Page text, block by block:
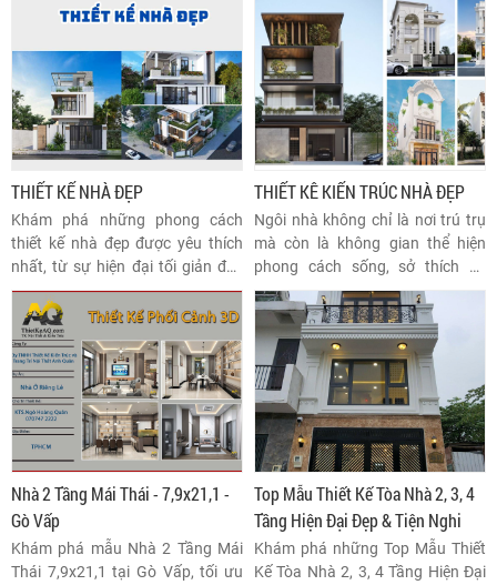
sáng tạo đang trở thành một xu
hóa diện tích, nhà ống còn đáp
ứng nhu cầu về công năng và
mang lại vẻ đẹp hiện đại và tinh
tế.
sự thoải mái và thẩm mỹ cho ngôi
nhà.
THIẾT KẾ NHÀ ĐẸP
Khám phá những phong cách
thiết kế nhà đẹp được yêu thích
nhất, từ sự hiện đại tối giản đến
những thiết kế tân cổ điiển sang
trọng, mang đến không gian sống
lý tưởng và đầy cảm hứng.
THIẾT KÊ KIẾN TRÚC NHÀ ĐẸP
Ngôi nhà không chỉ là nơi trú trụ
mà còn là không gian thể hiện
phong cách sống, sở thích cá
nhân và cả sự tinh tế trong thiết
kế đó. Đó chính là lý do vì sao mọi
người luôn tìm kiếm những mẫu
thiết kế kiến trúc nhà đẹp khi xây
dựng ngôi nhà mơ ước.
Nhà 2 Tầng Mái Thái - 7,9x21,1 -
Gò Vấp
Khám phá mẫu Nhà 2 Tầng Mái
Thái 7,9x21,1 tại Gò Vấp, tối ưu
Top Mẫu Thiết Kế Tòa Nhà 2, 3, 4
Tầng Hiện Đại Đẹp & Tiện Nghi
Khám phá những Top Mẫu Thiết
Kế Tòa Nhà 2, 3, 4 Tầng Hiện Đại